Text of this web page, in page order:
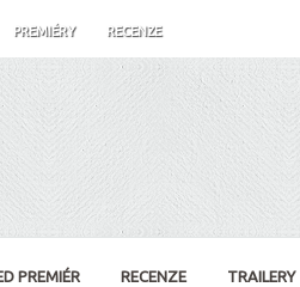
PREMIÉRY RECENZE
PREMIÉR RECENZE TRAILERY